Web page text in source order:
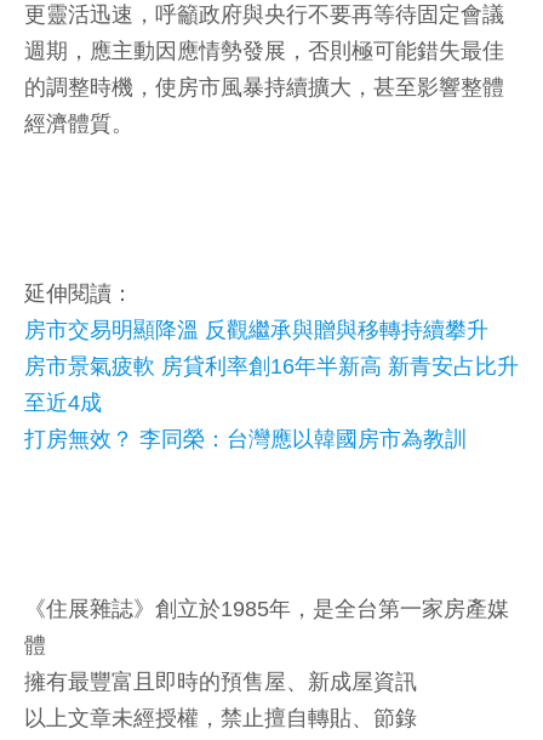
更靈活迅速，呼籲政府與央行不要再等待固定會議
週期，應主動因應情勢發展，否則極可能錯失最佳
的調整時機，使房市風暴持續擴大，甚至影響整體
經濟體質。
延伸閱讀：
房市交易明顯降溫 反觀繼承與贈與移轉持續攀升
房市景氣疲軟 房貸利率創16年半新高 新青安占比升
至近4成
打房無效？ 李同榮：台灣應以韓國房市為教訓
《住展雜誌》創立於1985年，是全台第一家房產媒
體
擁有最豐富且即時的預售屋、新成屋資訊
以上文章未經授權，禁止擅自轉貼、節錄